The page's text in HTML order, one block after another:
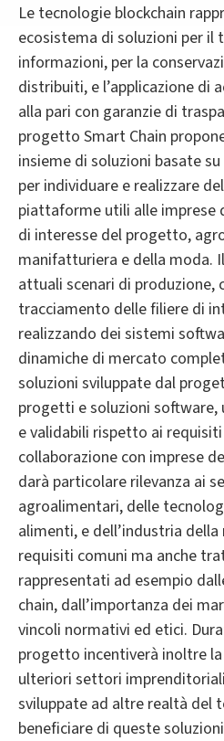
Le tecnologie blockchain
ecosistema di soluzioni per il
informazioni, per la
distribuiti, e l’applicazione di
alla pari con garanzie di
progetto Smart Chain
insieme di soluzioni basate
per individuare e realizzare
piattaforme utili alle
di interesse del progetto,
manifatturiera e della moda.
attuali scenari di produzione,
tracciamento delle filiere di
realizzando dei sistemi
dinamiche di mercato
soluzioni sviluppate dal
progetti e soluzioni software,
e validabili rispetto ai
collaborazione con imprese
darà particolare rilevanza ai
agroalimentari, delle
alimenti, e dell’industria
requisiti comuni ma anche
rappresentati ad esempio
chain, dall’importanza dei
vincoli normativi ed etici.
progetto incentiverà inoltre
ulteriori settori
sviluppate ad altre realtà del
beneficiare di queste